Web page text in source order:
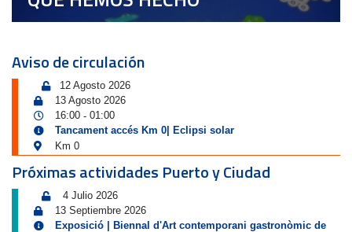
Aviso de circulación
12 Agosto 2026
13 Agosto 2026
16:00 - 01:00
Tancament accés Km 0| Eclipsi solar
Km 0
Próximas actividades Puerto y Ciudad
4 Julio 2026
13 Septiembre 2026
Exposició | Biennal d'Art contemporani gastronòmic de